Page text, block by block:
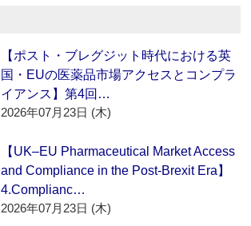
【ポスト・ブレグジット時代における英
国・EUの医薬品市場アクセスとコンプラ
イアンス】第4回…
2026年07月23日 (木)
【UK–EU Pharmaceutical Market Access
and Compliance in the Post-Brexit Era】
4.Complianc…
2026年07月23日 (木)